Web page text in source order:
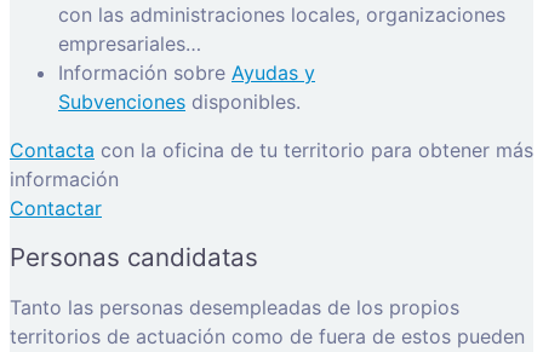
con las administraciones locales, organizaciones
empresariales…
Información sobre Ayudas y
Subvenciones disponibles.
Contacta con la oficina de tu territorio para obtener más
información
Contactar
Personas candidatas
Tanto las personas desempleadas de los propios
territorios de actuación como de fuera de estos pueden